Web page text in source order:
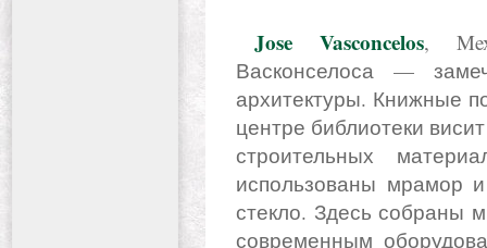
Jose Vasconcelos,
Васконселоса —
архитектуры. Книжные
центре библиотеки
строительных
использованы мрамор
стекло. Здесь собраны
современным